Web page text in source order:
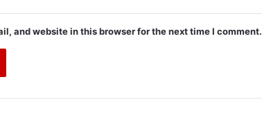
and website in this browser for the next time I comment.